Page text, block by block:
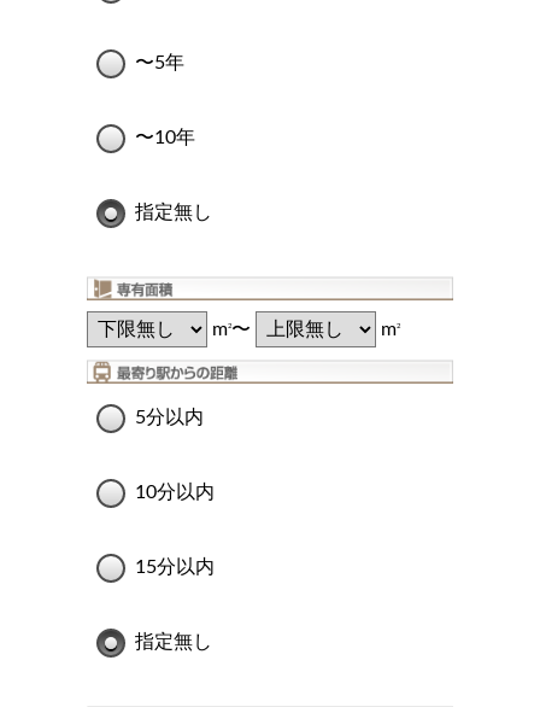
〜5年
〜10年
指定無し
m2〜 m2
5分以内
10分以内
15分以内
指定無し